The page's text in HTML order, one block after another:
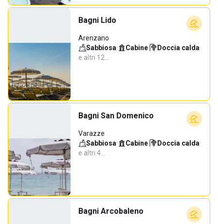
Bagni Lido
Arenzano
Sabbiosa· Cabine· Doccia calda·
e altri 12…
Bagni San Domenico
Varazze
Sabbiosa· Cabine· Doccia calda·
e altri 4…
Bagni Arcobaleno